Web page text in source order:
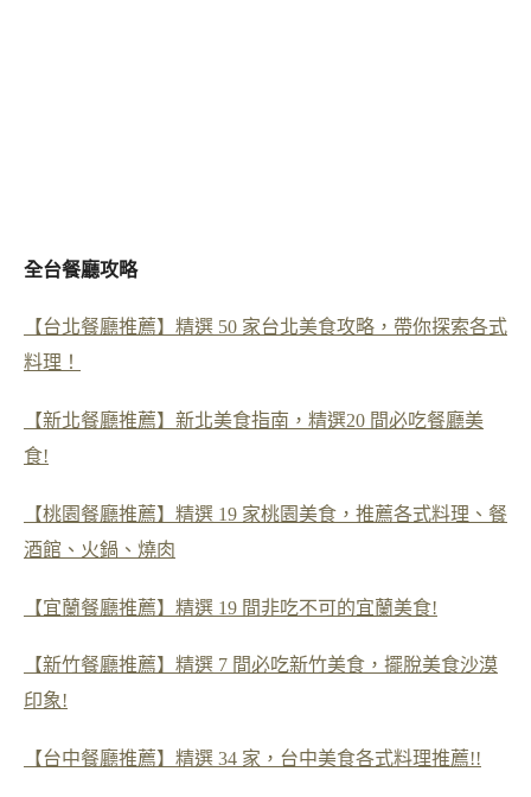
全台餐廳攻略
【台北餐廳推薦】精選 50 家台北美食攻略，帶你探索各式
料理！
【新北餐廳推薦】新北美食指南，精選20 間必吃餐廳美
食!
【桃園餐廳推薦】精選 19 家桃園美食，推薦各式料理、餐
酒館、火鍋、燒肉
【宜蘭餐廳推薦】精選 19 間非吃不可的宜蘭美食!
【新竹餐廳推薦】精選 7 間必吃新竹美食，擺脫美食沙漠
印象!
【台中餐廳推薦】精選 34 家，台中美食各式料理推薦!!